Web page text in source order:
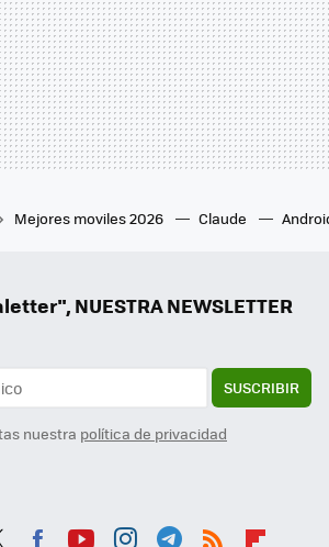
Mejores moviles 2026 Claude
NUESTRA NEWSLETTER
SUSCRIBIR
nuestra política de privacidad